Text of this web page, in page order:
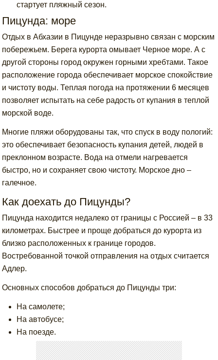
стартует пляжный сезон.
Пицунда: море
Отдых в Абхазии в Пицунде неразрывно связан с морским
побережьем. Берега курорта омывает Черное море. А с
другой стороны город окружен горными хребтами. Такое
расположение города обеспечивает морское спокойствие
и чистоту воды. Теплая погода на протяжении 6 месяцев
позволяет испытать на себе радость от купания в теплой
морской воде.
Многие пляжи оборудованы так, что спуск в воду пологий:
это обеспечивает безопасность купания детей, людей в
преклонном возрасте. Вода на отмели нагревается
быстро, но и сохраняет свою чистоту. Морское дно –
галечное.
Как доехать до Пицунды?
Пицунда находится недалеко от границы с Россией – в 33
километрах. Быстрее и проще добраться до курорта из
близко расположенных к границе городов.
Востребованной точкой отправления на отдых считается
Адлер.
Основных способов добраться до Пицунды три:
На самолете;
На автобусе;
На поезде.